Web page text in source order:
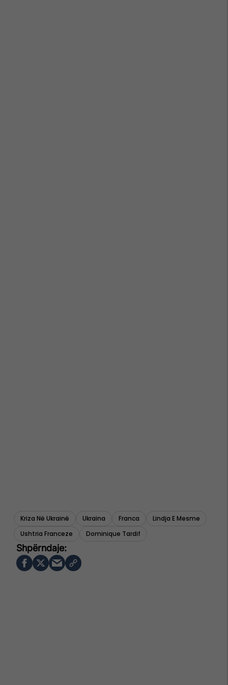
Kriza Në Ukrainë Ukraina Franca
Lindja E Mesme
Ushtria Franceze
Dominique Tardif